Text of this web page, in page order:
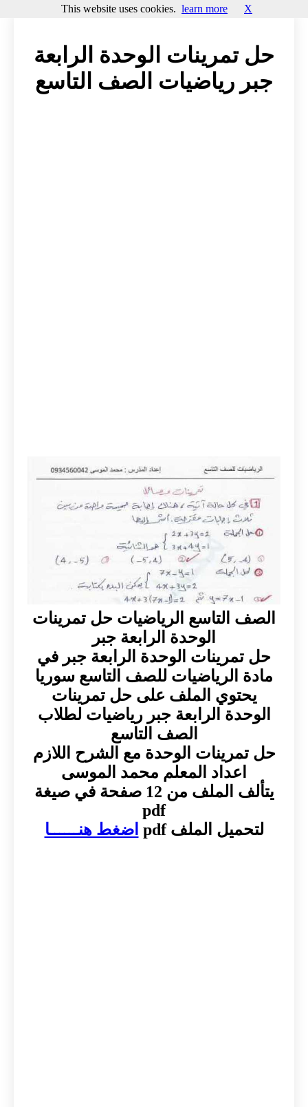
حل تمرينات الوحدة الرابعة
جبر رياضيات الصف التاسع
الصف التاسع الرياضيات حل تمرينات
الوحدة الرابعة جبر
حل تمرينات الوحدة الرابعة جبر في
مادة الرياضيات للصف التاسع سوريا
يحتوي الملف على حل تمرينات
الوحدة الرابعة جبر رياضيات لطلاب
الصف التاسع
حل تمرينات الوحدة مع الشرح اللازم
اعداد المعلم محمد الموسى
يتألف الملف من 12 صفحة في صيغة
pdf
لتحميل الملف pdf
اضغط هنــــــا
This website uses cookies. learn more X